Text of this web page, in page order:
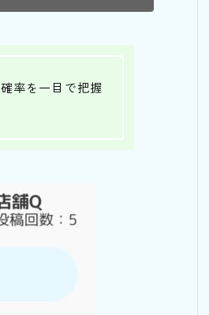
率を一目で把握